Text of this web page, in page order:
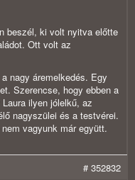
beszél, ki volt nyitva előtte
Ott volt az
nagy áremelkedés. Egy
Szerencse, hogy ebben a
ilyen jólelkű, az
nagyszülei és a testvérei.
vagyunk már együtt.
# 352832